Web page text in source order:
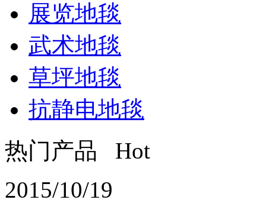
展览地毯
武术地毯
草坪地毯
抗静电地毯
热门产品 Hot
2015/10/19